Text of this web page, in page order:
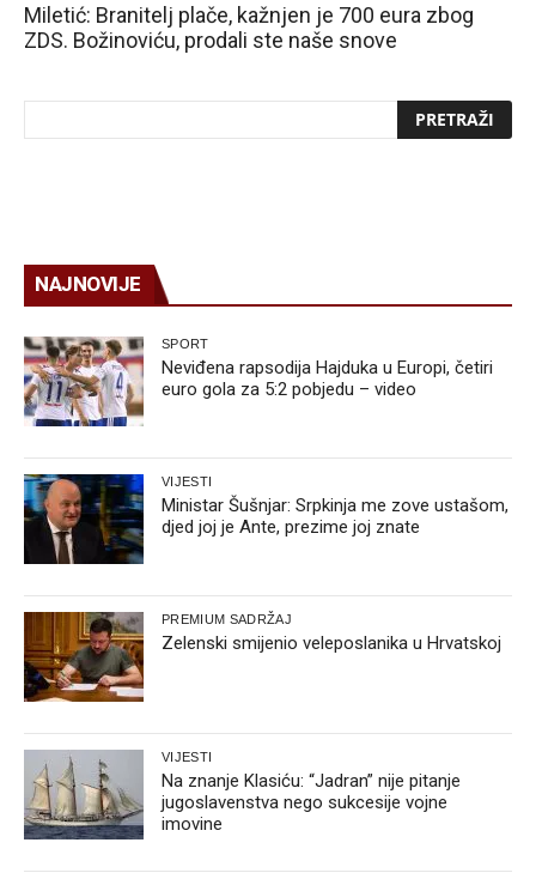
Miletić: Branitelj plače, kažnjen je 700 eura zbog
ZDS. Božinoviću, prodali ste naše snove
NAJNOVIJE
SPORT
Neviđena rapsodija Hajduka u Europi, četiri
euro gola za 5:2 pobjedu – video
VIJESTI
Ministar Šušnjar: Srpkinja me zove ustašom,
djed joj je Ante, prezime joj znate
PREMIUM SADRŽAJ
Zelenski smijenio veleposlanika u Hrvatskoj
VIJESTI
Na znanje Klasiću: “Jadran” nije pitanje
jugoslavenstva nego sukcesije vojne
imovine